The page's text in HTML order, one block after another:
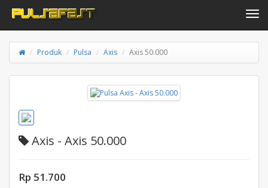
Toggle
Produk Pulsa Axis Axis 50.000
Axis - Axis 50.000
Rp 51.700